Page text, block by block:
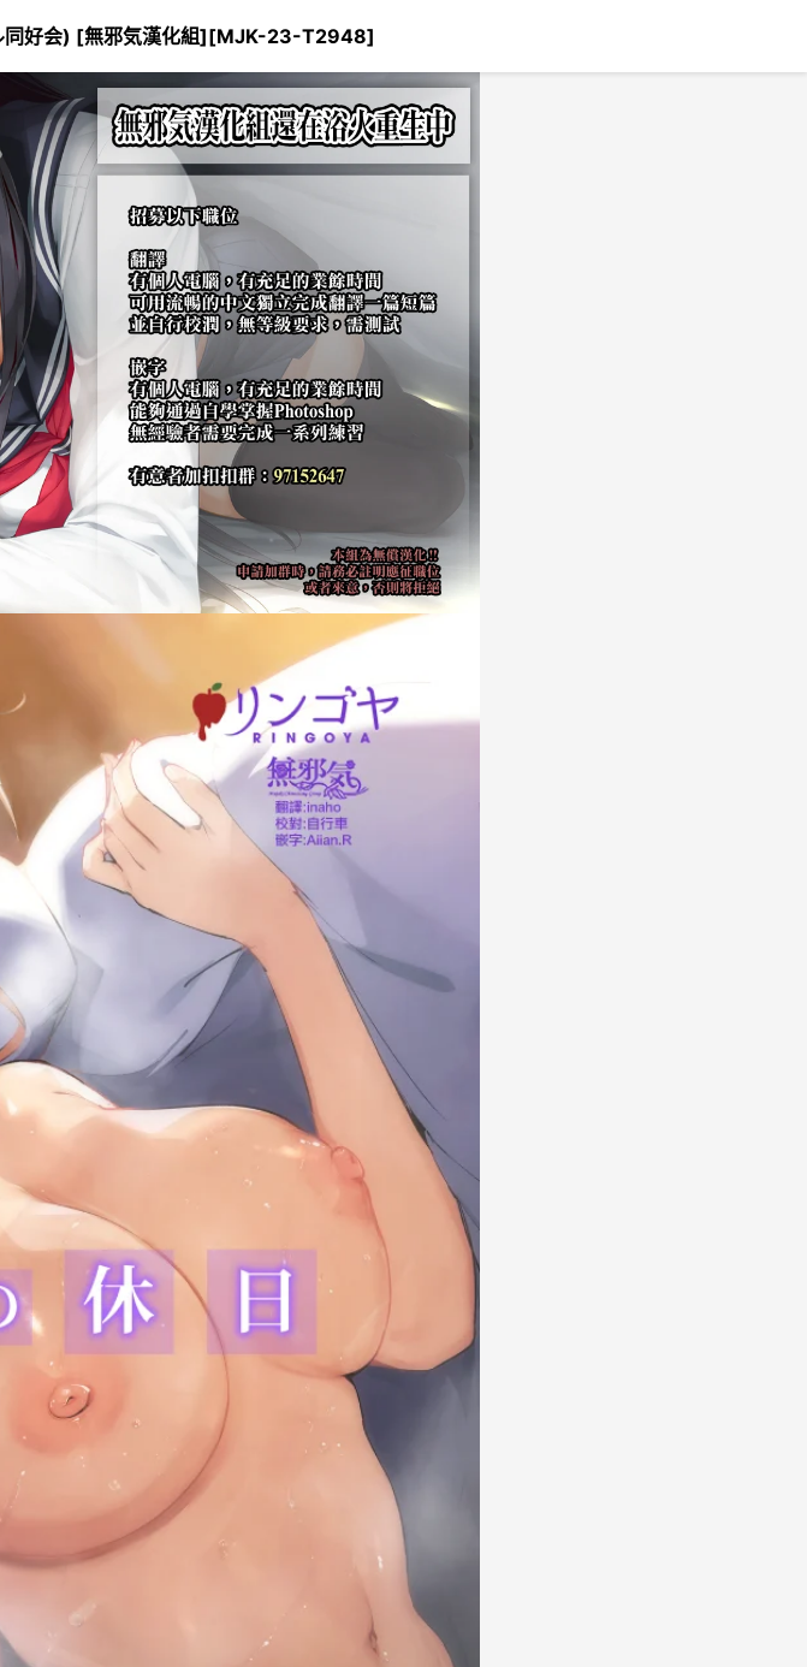
同好会) [無邪気漢化組][MJK-23-T2948]